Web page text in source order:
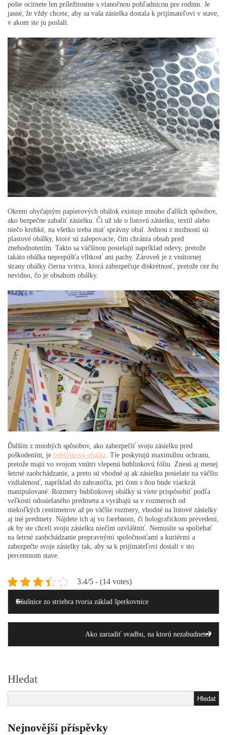
pošte ocitnete len príležitostne s vianočnou pohľadnicou pre rodinu. Je
jasné, že vždy chcete, aby sa vaša zásielka dostala k prijímateľovi v stave,
v akom ste ju poslali.
Okrem obyčajným papierových obálok existuje mnoho ďalších spôsobov,
ako bezpečne zabaliť zásielku. Či už ide o listovú zásielku, textil alebo
niečo krehké, na všetko treba mať správny obal. Jednou z možností sú
plastové obálky, ktoré sú zalepovacie, čím chránia obsah pred
znehodnotením. Takto sa väčšinou posielajú napríklad odevy, pretože
takáto obálka neprepúšťa vlhkosť ani pachy. Zároveň je z vnútornej
strany obálky čierna vrstva, ktorá zabezpečuje diskrétnosť, pretože cez ňu
nevidno, čo je obsahom obálky.
Ďalším z mnohých spôsobov, ako zabezpečiť svoju zásielku pred
poškodením, je bublinková obálka. Tie poskytujú maximálnu ochranu,
pretože majú vo svojom vnútri vlepenú bublinkovú fóliu. Znesú aj menej
šetrné zaobchádzanie, a preto sú vhodné aj ak zásielku posielate na väčšiu
vzdialenosť, napríklad do zahraničia, pri čom s ňou bude viackrát
manipulované. Rozmery bublinkovej obálky si viete prispôsobiť podľa
veľkosti odosielaného predmetu a vyrábajú sa v rozmeroch od
niekoľkých centimetrov až po väčšie rozmery, vhodné na listové zásielky
aj iné predmety. Nájdete ich aj vo farebnom, či holografickom prevedení,
ak by ste chceli svoju zásielku niečím ozvláštniť. Nemusíte sa spoliehať
na šetrné zaobchádzanie prepravnými spoločnosťami a kuriérmi a
zabezpečte svoje zásielky tak, aby sa k prijímateľovi dostali v sto
percentnom stave.
3.4/5 - (14 votes)
Post
PostNáušnice zo striebra tvoria základ šperkovnice
Ako zariadiť svadbu, na ktorú nezabudnete?
Hledat
Hledat
Nejnovější příspěvky